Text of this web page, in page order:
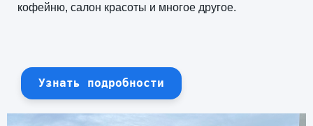
кофейню, салон красоты и многое другое.
Узнать подробности